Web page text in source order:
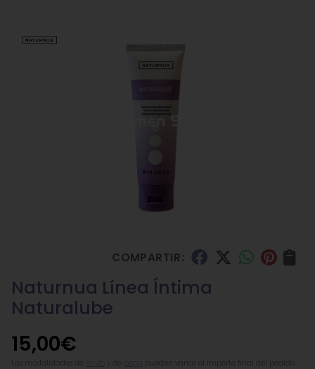
COMPARTIR:
Naturnua Línea Íntima
Naturalube
15,00€
pueden variar el importe final del pedido.